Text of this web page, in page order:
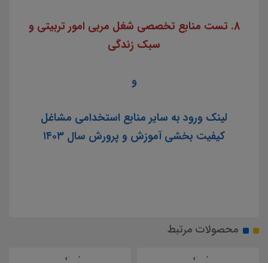
8. تست منابع تخصصی شغل مربی امور تربیتی و
سبک زندگی
و
لینک ورود به سایر منابع استخدامی مشاغل
کیفیت بخشی آموزش و پرورش سال ۱۴۰۳
محصولات مرتبط